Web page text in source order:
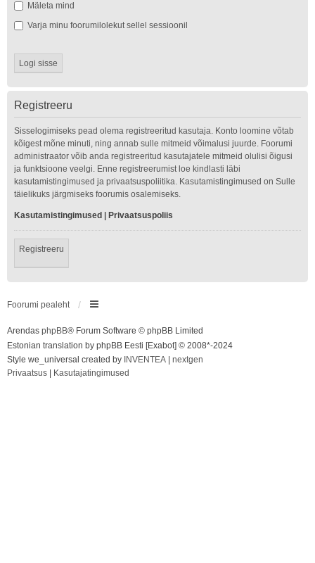
Mäleta mind
Varja minu foorumilolekut sellel sessioonil
Registreeru
Sisselogimiseks pead olema registreeritud kasutaja. Konto loomine võtab
kõigest mõne minuti, ning annab sulle mitmeid võimalusi juurde. Foorumi
administraator võib anda registreeritud kasutajatele mitmeid olulisi õigusi
ja funktsioone veelgi. Enne registreerumist loe kindlasti läbi
kasutamistingimused ja privaatsuspoliitika. Kasutamistingimused on Sulle
täielikuks järgmiseks foorumis osalemiseks.
Kasutamistingimused Privaatsuspoliis
Registreeru
Foorumi pealeht
Arendas phpBB® Forum Software © phpBB Limited
Estonian translation by phpBB Eesti [Exabot] © 2008*-2024
Style we_universal created by INVENTEA
nextgen
Privaatsus
Kasutajatingimused